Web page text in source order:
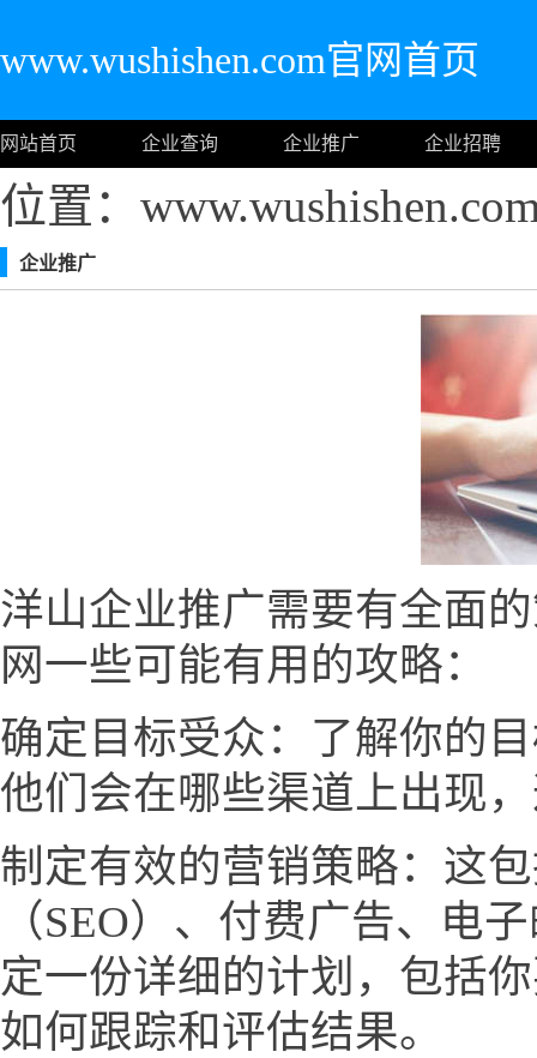
www.wushishen.com官网首页
网站首页 企业查询 企业推广 企业招聘
位置：
企业推广
洋山企业推广需要有全面
网一些可能有用的攻略：
确定目标受众：了解你的
他们会在哪些渠道上出现
制定有效的营销策略：这
（SEO）、付费广告、电
定一份详细的计划，包括
如何跟踪和评估结果。